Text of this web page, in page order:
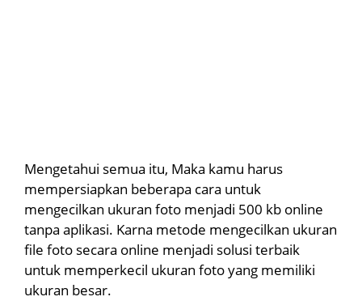
Mengetahui semua itu, Maka kamu harus
mempersiapkan beberapa cara untuk
mengecilkan ukuran foto menjadi 500 kb online
tanpa aplikasi. Karna metode mengecilkan ukuran
file foto secara online menjadi solusi terbaik
untuk memperkecil ukuran foto yang memiliki
ukuran besar.